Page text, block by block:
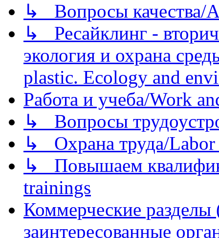
↳ Вопросы качества/
↳ Ресайклинг -
экология и охрана
plastic. Ecology and
Работа и учеба/Work
↳ Вопросы
↳ Охрана труда/Labor
↳ Повышаем
trainings
Коммерческие
заинтересованные